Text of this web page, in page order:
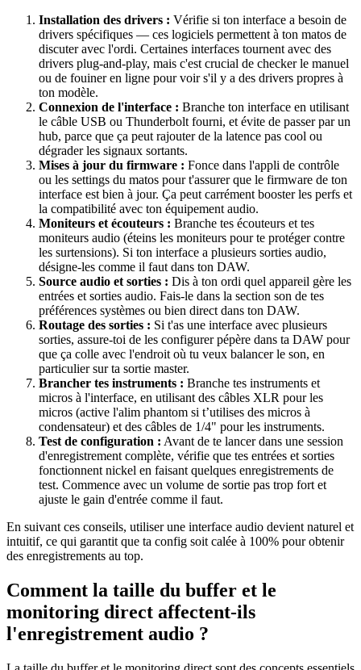
Installation des drivers : Vérifie si ton interface a besoin de
drivers spécifiques — ces logiciels permettent à ton matos de
discuter avec l'ordi. Certaines interfaces tournent avec des
drivers plug-and-play, mais c'est crucial de checker le manuel
ou de fouiner en ligne pour voir s'il y a des drivers propres à
ton modèle.
Connexion de l'interface : Branche ton interface en utilisant
le câble USB ou Thunderbolt fourni, et évite de passer par un
hub, parce que ça peut rajouter de la latence pas cool ou
dégrader les signaux sortants.
Mises à jour du firmware : Fonce dans l'appli de contrôle
ou les settings du matos pour t'assurer que le firmware de ton
interface est bien à jour. Ça peut carrément booster les perfs et
la compatibilité avec ton équipement audio.
Moniteurs et écouteurs : Branche tes écouteurs et tes
moniteurs audio (éteins les moniteurs pour te protéger contre
les surtensions). Si ton interface a plusieurs sorties audio,
désigne-les comme il faut dans ton DAW.
Source audio et sorties : Dis à ton ordi quel appareil gère les
entrées et sorties audio. Fais-le dans la section son de tes
préférences systèmes ou bien direct dans ton DAW.
Routage des sorties : Si t'as une interface avec plusieurs
sorties, assure-toi de les configurer pépère dans ta DAW pour
que ça colle avec l'endroit où tu veux balancer le son, en
particulier sur ta sortie master.
Brancher tes instruments : Branche tes instruments et
micros à l'interface, en utilisant des câbles XLR pour les
micros (active l'alim phantom si t’utilises des micros à
condensateur) et des câbles de 1/4" pour les instruments.
Test de configuration : Avant de te lancer dans une session
d'enregistrement complète, vérifie que tes entrées et sorties
fonctionnent nickel en faisant quelques enregistrements de
test. Commence avec un volume de sortie pas trop fort et
ajuste le gain d'entrée comme il faut.
En suivant ces conseils, utiliser une interface audio devient naturel et
intuitif, ce qui garantit que ta config soit calée à 100% pour obtenir
des enregistrements au top.
Comment la taille du buffer et le
monitoring direct affectent-ils
l'enregistrement audio ?